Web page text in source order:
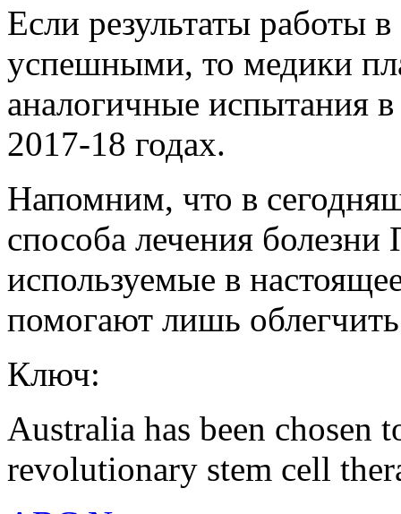
Если результаты работы
успешными, то медики
аналогичные испытания
2017-18 годах.
Напомним, что в
способа лечения
используемые в
помогают лишь
Ключ:
Australia has been
revolutionary stem cell